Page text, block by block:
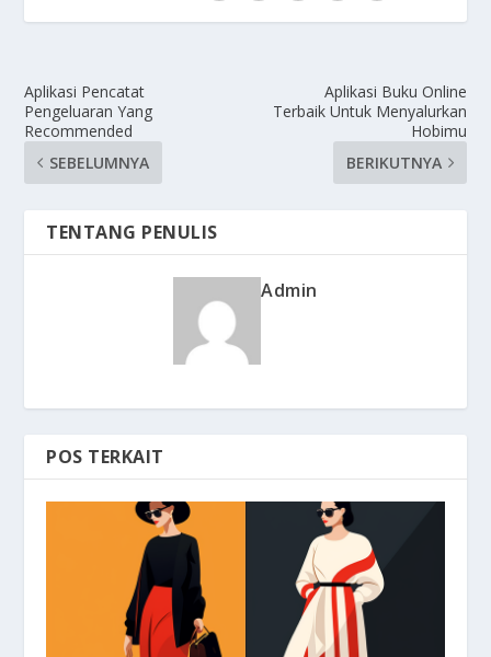
Aplikasi Pencatat
Pengeluaran Yang
Recommended
SEBELUMNYA
Aplikasi Buku Online
Terbaik Untuk Menyalurkan
Hobimu
BERIKUTNYA
TENTANG PENULIS
Admin
POS TERKAIT